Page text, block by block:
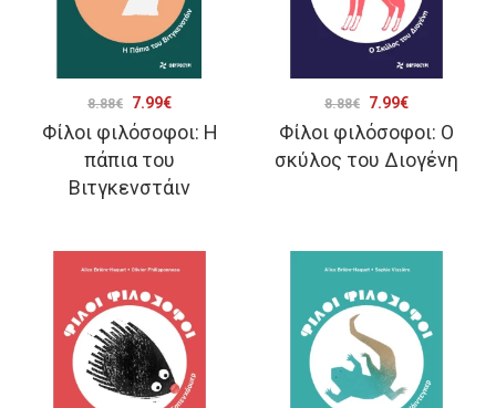
Φίλοι φιλόσοφοι: Η
πάπια του
Βιτγκενστάιν
8.88€
Original
price
was:
8.88€.
7.99€Η
τρέχουσα
τιμή
είναι:
Φίλοι φιλόσοφοι: Ο
σκύλος του Διογένη
8.88€
Original
price
was:
7.99€Η
τρέχουσα
τιμή